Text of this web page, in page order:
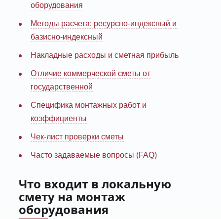
оборудования
Методы расчета: ресурсно-индексный и
базисно-индексный
Накладные расходы и сметная прибыль
Отличие коммерческой сметы от
государственной
Специфика монтажных работ и
коэффициенты
Чек-лист проверки сметы
Часто задаваемые вопросы (FAQ)
Что входит в локальную
смету на монтаж
оборудования